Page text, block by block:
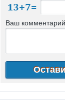
Ваш комментарий